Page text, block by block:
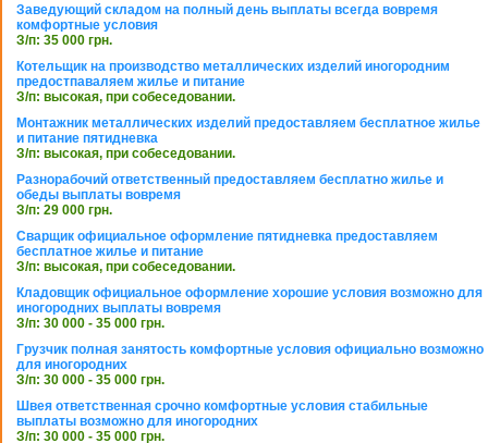
Заведующий складом на полный день выплаты всегда вовремя
комфортные условия
З/п: 35 000 грн.
Котельщик на производство металлических изделий иногородним
предостпаваляем жилье и питание
З/п: высокая, при собеседовании.
Монтажник металлических изделий предоставляем бесплатное жилье
и питание пятидневка
З/п: высокая, при собеседовании.
Разнорабочий ответственный предоставляем бесплатно жилье и
обеды выплаты вовремя
З/п: 29 000 грн.
Сварщик официальное оформление пятидневка предоставляем
бесплатное жилье и питание
З/п: высокая, при собеседовании.
Кладовщик официальное оформление хорошие условия возможно для
иногородних выплаты вовремя
З/п: 30 000 - 35 000 грн.
Грузчик полная занятость комфортные условия официально возможно
для иногородних
З/п: 30 000 - 35 000 грн.
Швея ответственная срочно комфортные условия стабильные
выплаты возможно для иногородних
З/п: 30 000 - 35 000 грн.